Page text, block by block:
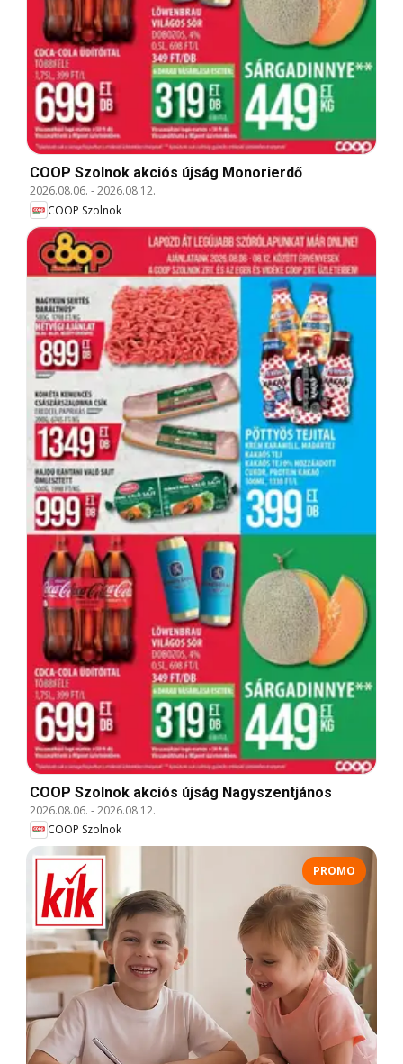
COOP Szolnok akciós újság Monorierdő
2026.08.06. -2026.08.12.
COOP Szolnok
COOP Szolnok akciós újság Nagyszentjános
2026.08.06. -2026.08.12.
COOP Szolnok
PROMO